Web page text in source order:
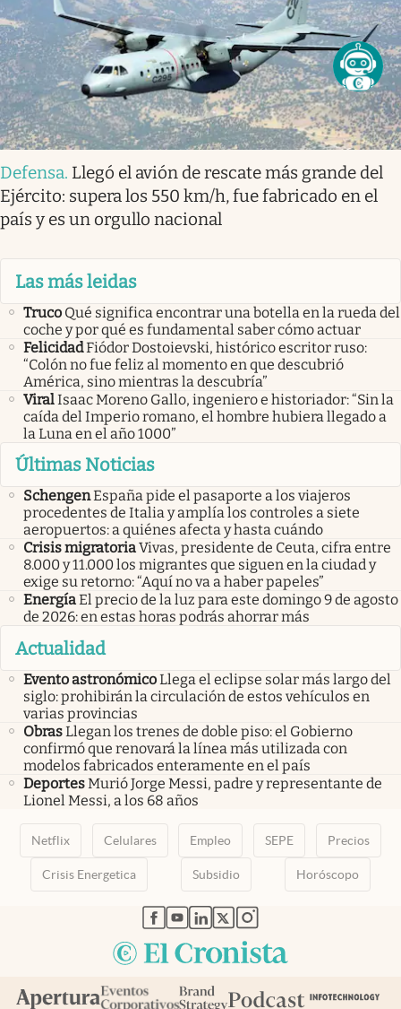
Defensa. Llegó el avión de rescate más grande del
Ejército: supera los 550 km/h, fue fabricado en el
país y es un orgullo nacional
Las más leidas
Truco Qué significa encontrar una botella en la rueda del
coche y por qué es fundamental saber cómo actuar
FelicidadFiódor Dostoievski, histórico escritor ruso:
“Colón no fue feliz al momento en que descubrió
América, sino mientras la descubría”
ViralIsaac Moreno Gallo, ingeniero e historiador: “Sin la
caída del Imperio romano, el hombre hubiera llegado a
la Luna en el año 1000”
Últimas Noticias
SchengenEspaña pide el pasaporte a los viajeros
procedentes de Italia y amplía los controles a siete
aeropuertos: a quiénes afecta y hasta cuándo
Crisis migratoriaVivas, presidente de Ceuta, cifra entre
8.000 y 11.000 los migrantes que siguen en la ciudad y
exige su retorno: “Aquí no va a haber papeles”
EnergíaEl precio de la luz para este domingo 9 de agosto
de 2026: en estas horas podrás ahorrar más
Actualidad
Evento astronómicoLlega el eclipse solar más largo del
siglo: prohibirán la circulación de estos vehículos en
varias provincias
ObrasLlegan los trenes de doble piso: el Gobierno
confirmó que renovará la línea más utilizada con
modelos fabricados enteramente en el país
DeportesMurió Jorge Messi, padre y representante de
Lionel Messi, a los 68 años
Netflix Celulares Empleo SEPE Precios
Crisis Energetica Subsidio Horóscopo
abre en nueva pestaña
abre en nueva pestaña
abre en nueva pestaña
abre en nueva pestaña
abre en nueva pestaña